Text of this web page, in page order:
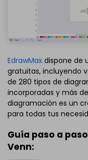
EdrawMax dispone de
gratuitas, incluyendo
de 280 tipos de
incorporadas y más
diagramación es un
para todas tus
Guía paso a
Venn: